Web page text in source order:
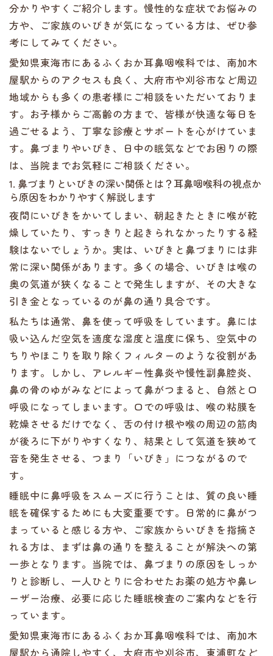
分かりやすくご紹介します。慢性的な症状でお悩みの
方や、ご家族のいびきが気になっている方は、ぜひ参
考にしてみてください。
愛知県東海市にあるふくおか耳鼻咽喉科では、南加木
屋駅からのアクセスも良く、大府市や刈谷市など周辺
地域からも多くの患者様にご相談をいただいておりま
す。お子様からご高齢の方まで、皆様が快適な毎日を
過ごせるよう、丁寧な診療とサポートを心がけていま
す。鼻づまりやいびき、日中の眠気などでお困りの際
は、当院までお気軽にご相談ください。
1. 鼻づまりといびきの深い関係とは？耳鼻咽喉科の視点か
ら原因をわかりやすく解説します
夜間にいびきをかいてしまい、朝起きたときに喉が乾
燥していたり、すっきりと起きられなかったりする経
験はないでしょうか。実は、いびきと鼻づまりには非
常に深い関係があります。多くの場合、いびきは喉の
奥の気道が狭くなることで発生しますが、その大きな
引き金となっているのが鼻の通り具合です。
私たちは通常、鼻を使って呼吸をしています。鼻には
吸い込んだ空気を適度な湿度と温度に保ち、空気中の
ちりやほこりを取り除くフィルターのような役割があ
ります。しかし、アレルギー性鼻炎や慢性副鼻腔炎、
鼻の骨のゆがみなどによって鼻がつまると、自然と口
呼吸になってしまいます。口での呼吸は、喉の粘膜を
乾燥させるだけでなく、舌の付け根や喉の周辺の筋肉
が後ろに下がりやすくなり、結果として気道を狭めて
音を発生させる、つまり「いびき」につながるので
す。
睡眠中に鼻呼吸をスムーズに行うことは、質の良い睡
眠を確保するためにも大変重要です。日常的に鼻がつ
まっていると感じる方や、ご家族からいびきを指摘さ
れる方は、まずは鼻の通りを整えることが解決への第
一歩となります。当院では、鼻づまりの原因をしっか
りと診断し、一人ひとりに合わせたお薬の処方や鼻レ
ーザー治療、必要に応じた睡眠検査のご案内などを行
っています。
愛知県東海市にあるふくおか耳鼻咽喉科では、南加木
屋駅から通院しやすく、大府市や刈谷市、東浦町など